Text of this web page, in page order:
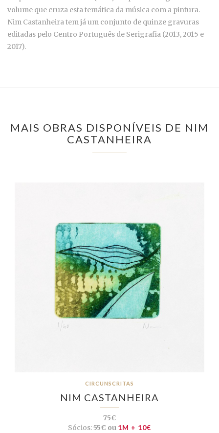
volume que cruza esta temática da música com a pintura.
Nim Castanheira tem já um conjunto de quinze gravuras
editadas pelo Centro Português de Serigrafia (2013, 2015 e
2017).
MAIS OBRAS DISPONÍVEIS DE NIM
CASTANHEIRA
CIRCUNSCRITAS
NIM CASTANHEIRA
75€
Sócios:55€ ou 1M + 10€